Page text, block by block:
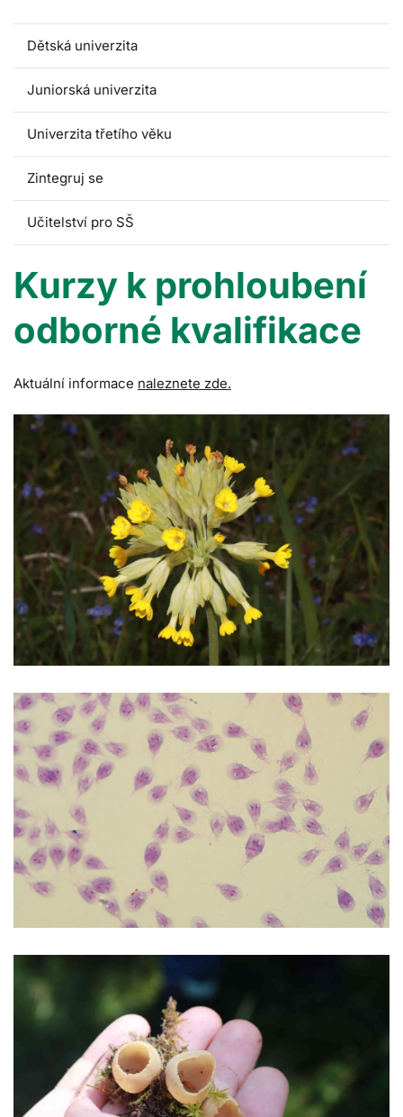
Dětská univerzita
Juniorská univerzita
Univerzita třetího věku
Zintegruj se
Učitelství pro SŠ
Kurzy k prohloubení
odborné kvalifikace
Aktuální informace naleznete zde.